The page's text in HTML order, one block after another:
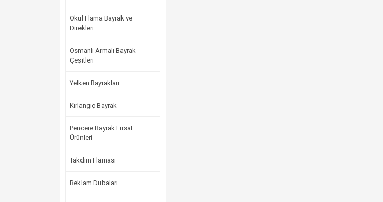
Okul Flama Bayrak ve
Direkleri
Osmanlı Armalı Bayrak
Çeşitleri
Yelken Bayrakları
Kırlangıç Bayrak
Pencere Bayrak Fırsat
Ürünleri
Takdim Flaması
Reklam Dubaları